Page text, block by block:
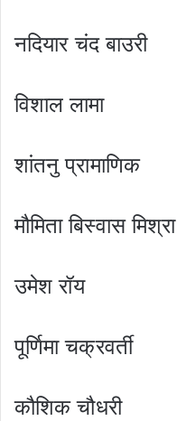
नदियार चंद बाउरी
विशाल लामा
शांतनु प्रामाणिक
मौमिता बिस्वास मिश्रा
उमेश रॉय
पूर्णिमा चक्रवर्ती
कौशिक चौधरी